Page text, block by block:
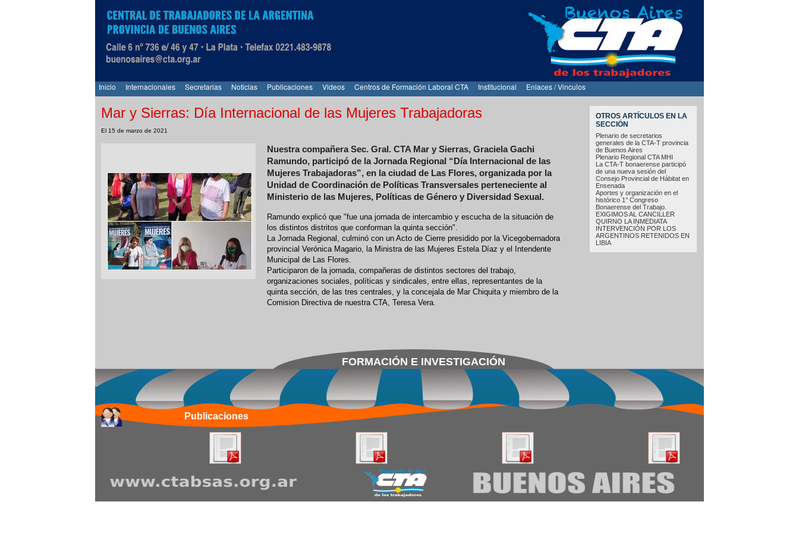
Inicio Internacionales Secretarias Noticias Publicaciones Videos Centros de Formación Laboral CTA Institucional Enlaces / Vinculos
OTROS ARTÍCULOS EN LA
SECCIÓN
Plenario de secretarios
generales de la CTA-T provincia
de Buenos Aires
Plenario Regional CTA MHI
La CTA-T bonaerense participó
de una nueva sesión del
Consejo Provincial de Hábitat en
Ensenada
Aportes y organización en el
histórico 1° Congreso
Bonaerense del Trabajo.
EXIGIMOS AL CANCILLER
QUIRNO LA INMEDIATA
INTERVENCIÓN POR LOS
ARGENTINOS RETENIDOS EN
LIBIA
Mar y Sierras: Día Internacional de las Mujeres Trabajadoras
El 15 de marzo de 2021
Nuestra compañera Sec. Gral. CTA Mar y Sierras, Graciela Gachi
Ramundo, participó de la Jornada Regional “Día Internacional de las
Mujeres Trabajadoras”, en la ciudad de Las Flores, organizada por la
Unidad de Coordinación de Políticas Transversales perteneciente al
Ministerio de las Mujeres, Políticas de Género y Diversidad Sexual.
Ramundo explicó que "fue una jornada de intercambio y escucha de la situación de
los distintos distritos que conforman la quinta sección".
La Jornada Regional, culminó con un Acto de Cierre presidido por la Vicegobernadora
provincial Verónica Magario, la Ministra de las Mujeres Estela Díaz y el Intendente
Municipal de Las Flores.
Participaron de la jornada, compañeras de distintos sectores del trabajo,
organizaciones sociales, políticas y sindicales, entre ellas, representantes de la
quinta sección, de las tres centrales, y la concejala de Mar Chiquita y miembro de la
Comision Directiva de nuestra CTA, Teresa Vera.
FORMACIÓN E INVESTIGACIÓN
Publicaciones